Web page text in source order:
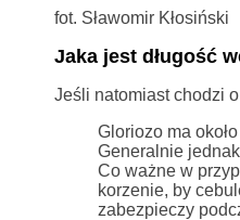
fot. Sławomir Kłosiński
Jaka jest długość
Jeśli natomiast chodzi
Gloriozo ma
Generalnie
Co ważne w
korzenie, by
zabezpieczy